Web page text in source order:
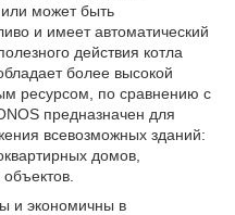
или может быть
и имеет автоматический
действия котла
более высокой
ресурсом, по сравнению с
предназначен для
всевозможных зданий:
домов,
и экономичны в